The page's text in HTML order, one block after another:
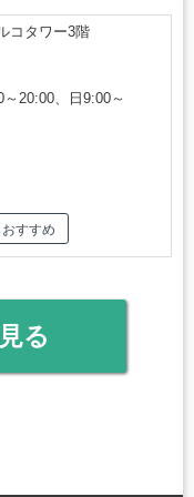
コタワー3階
20:00、日9:00～
すすめ
る